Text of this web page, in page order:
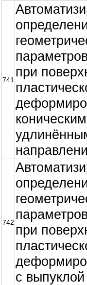
741
при
742 при
с